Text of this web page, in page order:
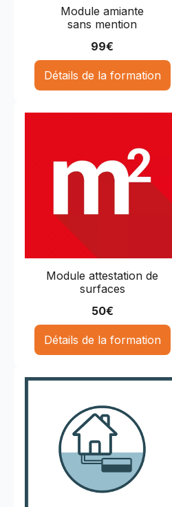
Module amiante
sans mention
99€
Détails de la formation
Module attestation de
surfaces
50€
Détails de la formation